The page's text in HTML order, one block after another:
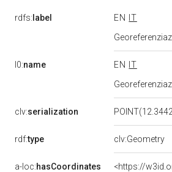
rdfs: label EN
IT
l0:name EN
IT
clv:serialization
rdf:type clv:Geometry
a-loc:hasCoordinates
<https://